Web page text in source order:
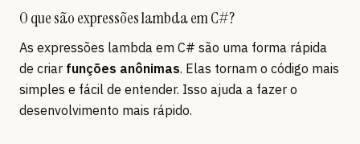
O que são expressões lambda em C#?
As expressões lambda em C# são uma forma rápida
de criar funções anônimas. Elas tornam o código mais
simples e fácil de entender. Isso ajuda a fazer o
desenvolvimento mais rápido.